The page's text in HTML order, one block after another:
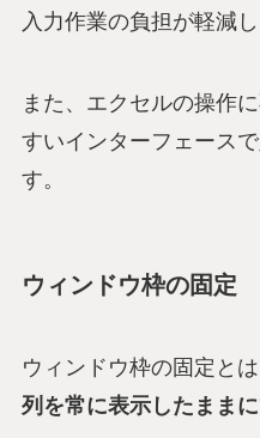
入力作業の負担が軽減し
また、エクセルの操作
すいインターフェース
す。
ウィンドウ枠の固定
ウィンドウ枠の固定とは
列を常に表示したままに